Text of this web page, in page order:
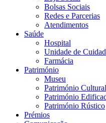
Bolsas Sociais
Redes e Parcerias
Atendimentos
Saúde
Hospital
Unidade de
Farmácia
Património
Museu
Património Cultural
Património
Património Rústico
Prémios